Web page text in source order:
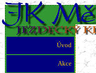
Úvod
Akce
JK Mělník nabízí koně